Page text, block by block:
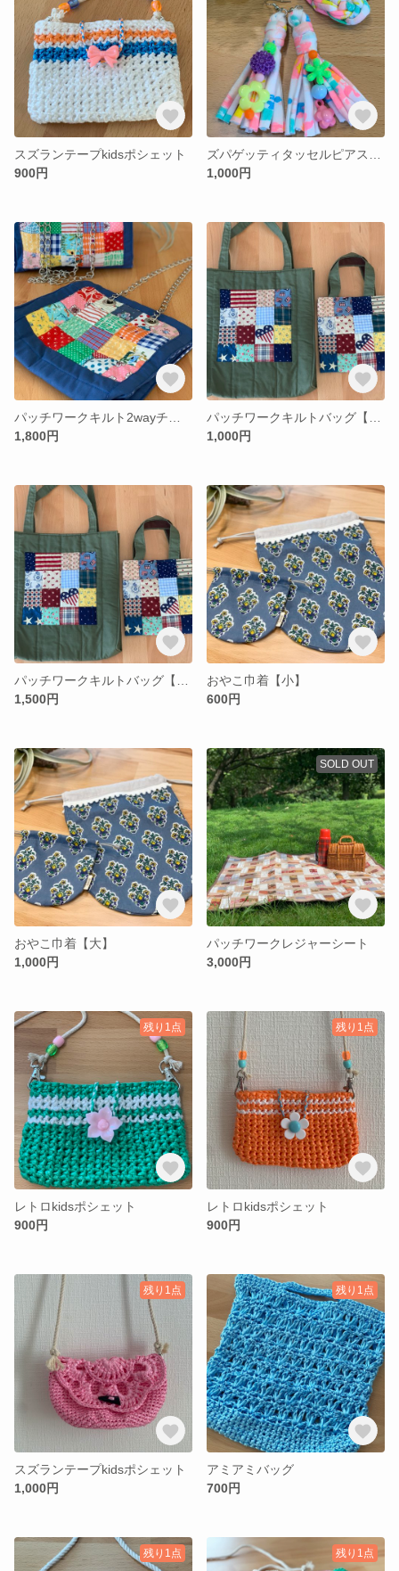
スズランテープkidsポシェット
900円
1,000円
1,800円
1,000円
1,500円
おやこ巾着【小】
600円
おやこ巾着【大】
1,000円
SOLD OUT
パッチワークレジャーシート
3,000円
残り1点
レトロkidsポシェット
900円
残り1点
レトロkidsポシェット
900円
残り1点
スズランテープkidsポシェット
1,000円
残り1点
アミアミバッグ
700円
残り1点 残り1点